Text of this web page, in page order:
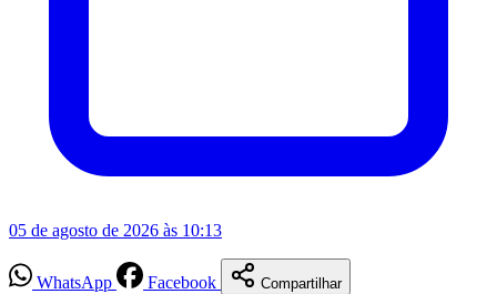
05 de agosto de 2026 às 10:13
WhatsApp Facebook Compartilhar